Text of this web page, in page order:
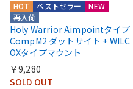
HOT
NEW
再入荷
ベストセラー
Holy Warrior Aimpointタイプ
CompM2 ダットサイト + WILC
OXタイプマウント
￥9,280
SOLD OUT